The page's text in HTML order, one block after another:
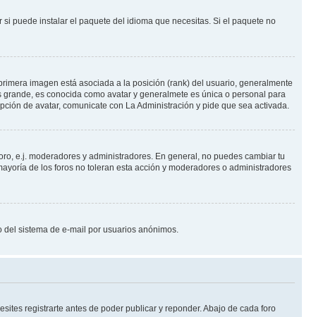
puede instalar el paquete del idioma que necesitas. Si el paquete no
imagen está asociada a la posición (rank) del usuario, generalmente
es conocida como avatar y generalmete es única o personal para
de avatar, comunicate con La Administración y pide que sea activada.
e.j. moderadores y administradores. En general, no puedes cambiar tu
de los foros no toleran esta acción y moderadores o administradores
sistema de e-mail por usuarios anónimos.
registrarte antes de poder publicar y reponder. Abajo de cada foro